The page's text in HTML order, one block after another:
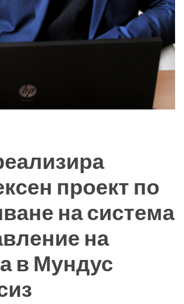
проект по
на система
на
в Мундус